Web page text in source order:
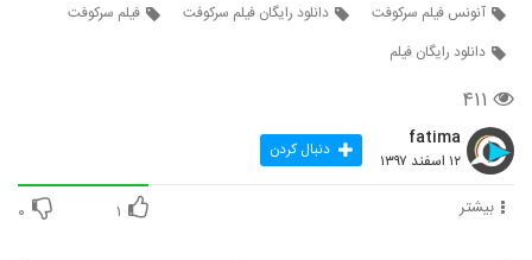
آنونس فیلم سرکوفت
دانلود رایگان فیلم سرکوفت
فیلم سرکوفت
دانلود رایگان فیلم
۴۱۱
fatima
۱۲ اسفند ۱۳۹۷ دنبال کردن
بیشتر ۱ ۰